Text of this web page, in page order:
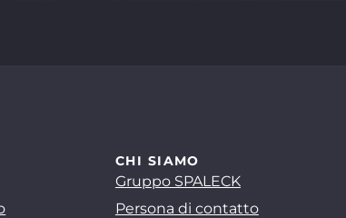
CHI SIAMO
Gruppo SPALECK
Persona di contatto